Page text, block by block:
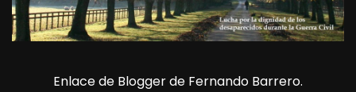
Enlace de Blogger de Fernando Barrero.